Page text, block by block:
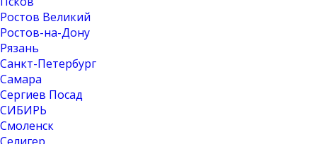
Ростов Великий
Ростов-на-Дону
Рязань
Санкт-Петербург
Самара
Сергиев Посад
СИБИРЬ
Смоленск